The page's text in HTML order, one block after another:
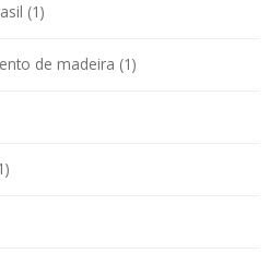
(1)
de madeira (1)